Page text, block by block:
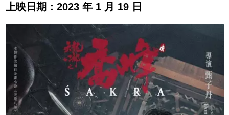
上映日期：2023 年 1 月 19 日